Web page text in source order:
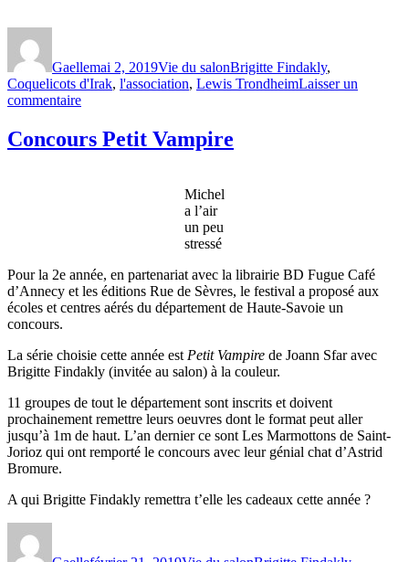
Gaellemai 2, 2019Vie du salonBrigitte Findakly,
Coquelicots d'Irak, l'association, Lewis TrondheimLaisser un
commentairesur
Findakly,
Lewis
Concours Petit Vampire
Michel
a l’air
un peu
stressé
Pour la 2e année, en partenariat avec la librairie BD Fugue Café
d’Annecy et les éditions Rue de Sèvres, le festival a proposé aux
écoles et centres aérés du département de Haute-Savoie un
concours.
La série choisie cette année est Petit Vampire de Joann Sfar avec
Brigitte Findakly (invitée au salon) à la couleur.
11 groupes de tout le département sont inscrits et doivent
prochainement remettre leurs oeuvres dont le format peut aller
jusqu’à 1m de haut. L’an dernier ce sont Les Marmottons de Saint-
Jorioz qui ont remporté le concours avec leur génial chat d’Astrid
Bromure.
A qui Brigitte Findakly remettra t’elle les cadeaux cette année ?